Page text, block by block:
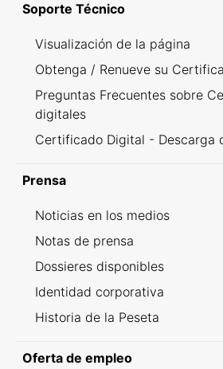
Soporte Técnico
Visualización de la página
Obtenga / Renueve su
Preguntas Frecuentes sobre
digitales
Certificado Digital - Descarga
Prensa
Noticias en los medios
Notas de prensa
Dossieres disponibles
Identidad corporativa
Historia de la Peseta
Oferta de empleo